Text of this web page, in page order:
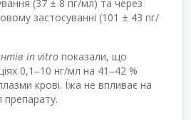
(37 ± 8 пг/мл) та через
застосуванні (101 ± 43 пг/
in vitro показали, що
0,1‒10 нг/мл на 41‒42 %
крові. Їжа не впливає на
препарату.